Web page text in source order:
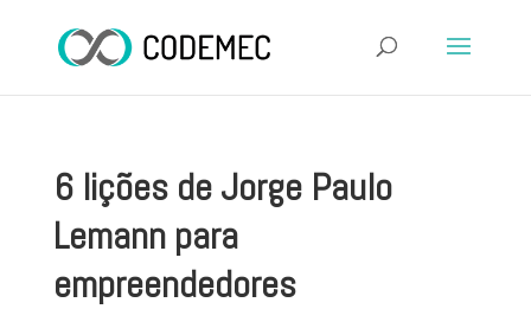
6 lições de Jorge Paulo
Lemann para
empreendedores